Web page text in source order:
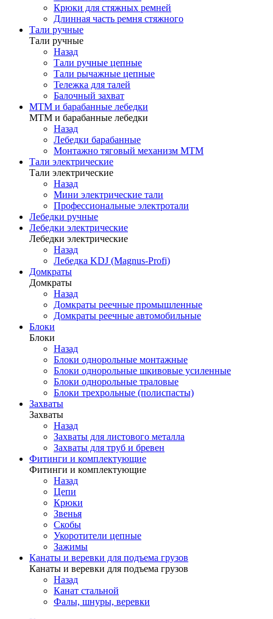
Крюки для стяжных ремней
Длинная часть ремня стяжного
Тали ручные
Тали ручные
Назад
Тали ручные цепные
Тали рычажные цепные
Тележка для талей
Балочный захват
МТМ и барабанные лебедки
МТМ и барабанные лебедки
Назад
Лебедки барабанные
Монтажно тяговый механизм МТМ
Тали электрические
Тали электрические
Назад
Мини электрические тали
Профессиональные электротали
Лебедки ручные
Лебедки электрические
Лебедки электрические
Назад
Лебедка KDJ (Magnus-Profi)
Домкраты
Домкраты
Назад
Домкраты реечные промышленные
Домкраты реечные автомобильные
Блоки
Блоки
Назад
Блоки однорольные монтажные
Блоки однорольные шкивовые усиленные
Блоки однорольные траловые
Блоки трехрольные (полиспасты)
Захваты
Захваты
Назад
Захваты для листового металла
Захваты для труб и бревен
Фитинги и комплектующие
Фитинги и комплектующие
Назад
Цепи
Крюки
Звенья
Скобы
Укоротители цепные
Зажимы
Канаты и веревки для подъема грузов
Канаты и веревки для подъема грузов
Назад
Канат стальной
Фалы, шнуры, веревки